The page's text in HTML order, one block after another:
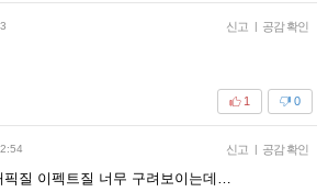
신고 | 공감 확인
0
1
신고 | 공감 확인
질 이펙트질 너무 구려보이는데…